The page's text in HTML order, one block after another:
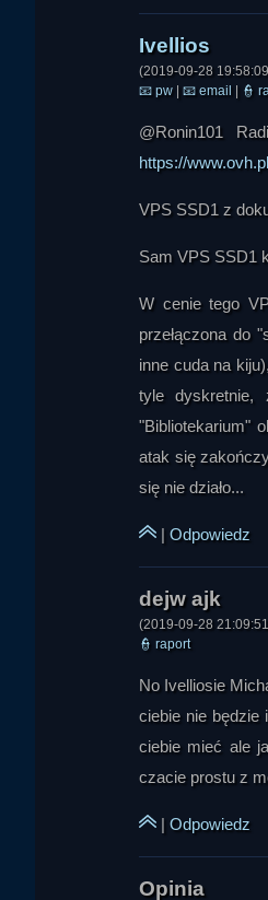
(2019-09-28
📧 pw 📧 email 👮
@Ronin101
https://
VPS SSD1 z
Sam VPS SSD1
W cenie tego
przełączona do
inne cuda na
tyle dyskretnie,
"Bibliotekarium"
atak się
się nie działo...
| Odpowiedz
(2019-09-28
👮 raport
No Ivelliosie
ciebie nie będzie
ciebie mieć ale
czacie prostu z
| Odpowiedz
SkrzydlatyZmij